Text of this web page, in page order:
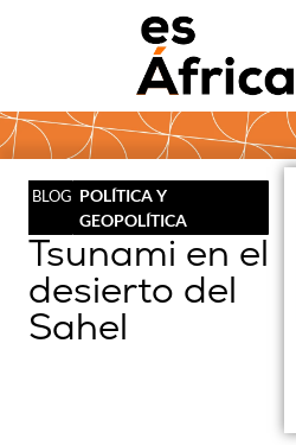
BLOG POLÍTICA Y
GEOPOLÍTICA
Tsunami en el
desierto del
Sahel